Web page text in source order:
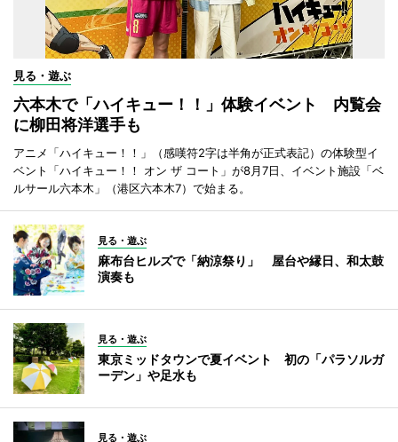
見る・遊ぶ
六本木で「ハイキュー！！」体験イベント 内覧会
に柳田将洋選手も
アニメ「ハイキュー！！」（感嘆符2字は半角が正式表記）の体験型イ
ベント「ハイキュー！！ オン ザ コート」が8月7日、イベント施設「ベ
ルサール六本木」（港区六本木7）で始まる。
見る・遊ぶ
麻布台ヒルズで「納涼祭り」 屋台や縁日、和太鼓
演奏も
見る・遊ぶ
東京ミッドタウンで夏イベント 初の「パラソルガ
ーデン」や足水も
見る・遊ぶ